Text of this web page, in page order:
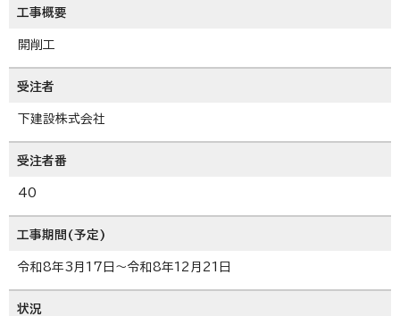
工事概要
開削工
受注者
下建設株式会社
受注者番
40
工事期間(予定)
令和8年3月17日～令和8年12月21日
状況